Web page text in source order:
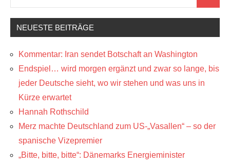
nach:
NEUESTE BEITRÄGE
Kommentar: Iran sendet Botschaft an Washington
Endspiel… wird morgen ergänzt und zwar so lange, bis
jeder Deutsche sieht, wo wir stehen und was uns in
Kürze erwartet
Hannah Rothschild
Merz machte Deutschland zum US-„Vasallen“ – so der
spanische Vizepremier
„Bitte, bitte, bitte“: Dänemarks Energieminister